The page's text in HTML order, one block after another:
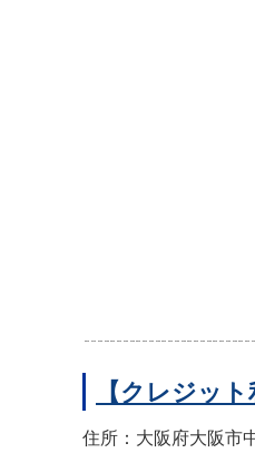
【クレジッ
住所：大阪府大阪市